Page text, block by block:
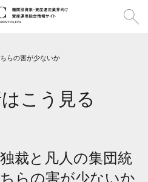
らの害が少ないか
こう見る
裁と凡人の集団統
らの害が少ないか